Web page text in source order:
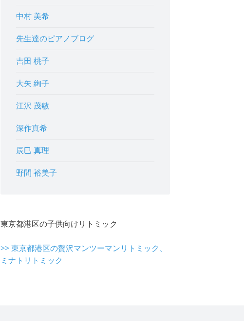
中村 美希
先生達のピアノブログ
吉田 桃子
大矢 絢子
江沢 茂敏
深作真希
辰巳 真理
野間 裕美子
東京都港区の子供向けリトミック
>> 東京都港区の贅沢マンツーマンリトミック、
ミナトリトミック